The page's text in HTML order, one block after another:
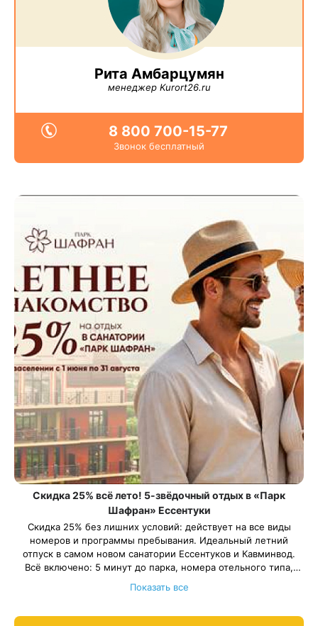
Рита Амбарцумян
менеджер Kurort26.ru
8 800 700-15-77
Звонок бесплатный
Скидка 25% всё лето! 5-звёдочный отдых в «Парк
Шафран» Ессентуки
Скидка 25% без лишних условий: действует на все виды
номеров и программы пребывания. Идеальный летний
отпуск в самом новом санатории Ессентуков и Кавминвод.
Всё включено: 5 минут до парка, номера отельного типа,
бассейн и хаммам, программа развлечений, детская комната.
Весь период проживания должен пройти в периоды: 1 июня –
Показать все